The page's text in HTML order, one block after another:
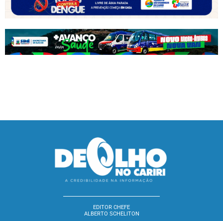
EDITOR CHEFE
ALBERTO SCHELITON